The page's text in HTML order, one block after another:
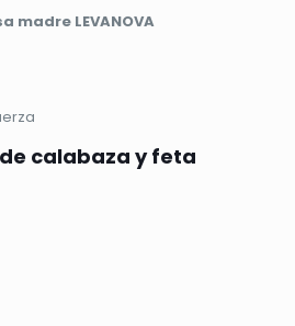
madre LEVANOVA
calabaza y feta